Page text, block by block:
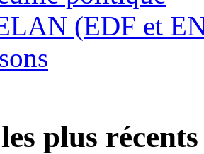
(EDF et
plus récents